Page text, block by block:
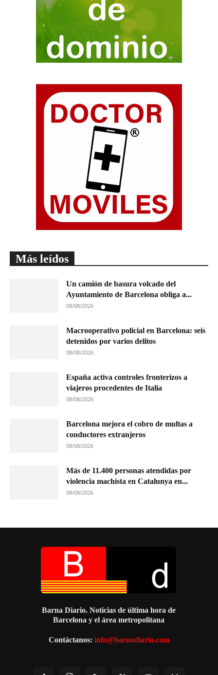
Más leídos
Un camión de basura volcado del
Ayuntamiento de Barcelona obliga a...
08/08/2026
Macrooperativo policial en Barcelona: seis
detenidos por varios delitos
08/08/2026
España activa controles fronterizos a
viajeros procedentes de Italia
08/08/2026
Barcelona mejora el cobro de multas a
conductores extranjeros
08/08/2026
Más de 11.400 personas atendidas por
violencia machista en Catalunya en...
08/08/2026
Barna Diario. Noticias de última hora de
Barcelona y el área metropolitana
Contáctanos: info@barnadiario.com